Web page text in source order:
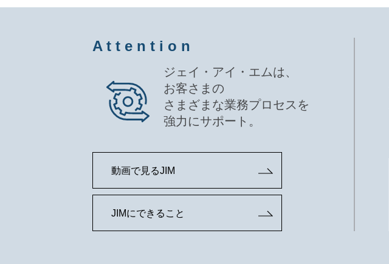
A t t e n t i o n
ジェイ・アイ・エムは、
お客さまの
さまざまな業務プロセスを
強力にサポート。
動画で見るJIM
JIMにできること